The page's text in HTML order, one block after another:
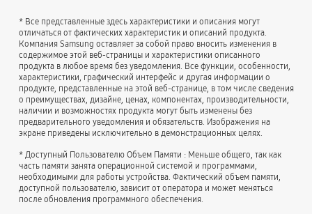
* Все представленные здесь характеристики и описания могут
отличаться от фактических характеристик и описаний продукта.
Компания Samsung оставляет за собой право вносить изменения в
содержимое этой веб-страницы и характеристики описанного
продукта в любое время без уведомления. Все функции, особенности,
характеристики, графический интерфейс и другая информации о
продукте, представленные на этой веб-странице, в том числе сведения
о преимуществах, дизайне, ценах, компонентах, производительности,
наличии и возможностях продукта могут быть изменены без
предварительного уведомления и обязательств. Изображения на
экране приведены исключительно в демонстрационных целях.
* Доступный Пользователю Объем Памяти : Меньше общего, так как
часть памяти занята операционной системой и программами,
необходимыми для работы устройства. Фактический объем памяти,
доступной пользователю, зависит от оператора и может меняться
после обновления программного обеспечения.